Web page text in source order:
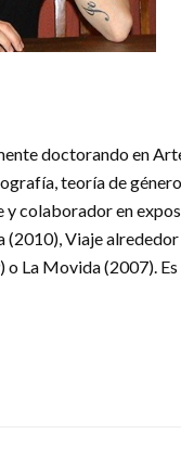
doctorando en
teoría de
colaborador en
(2010), Viaje
La Movida (2007).